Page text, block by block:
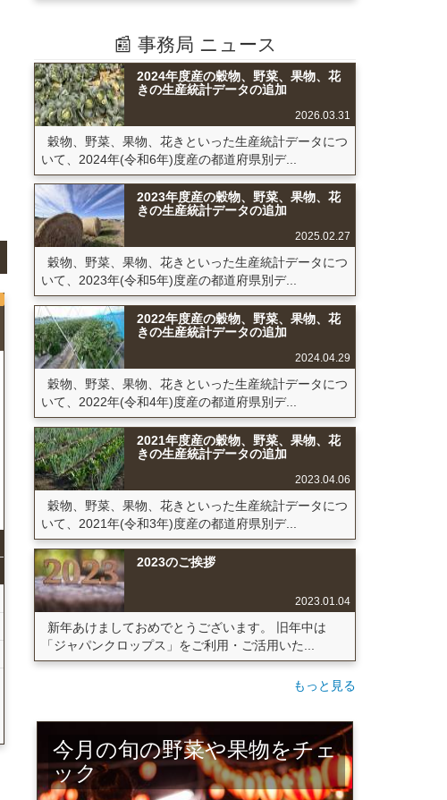
📰 事務局 ニュース
2024年度産の穀物、野菜、果物、花
きの生産統計データの追加
2026.03.31
穀物、野菜、果物、花きといった生産統計データにつ
いて、2024年(令和6年)度産の都道府県別デ...
2023年度産の穀物、野菜、果物、花
きの生産統計データの追加
2025.02.27
穀物、野菜、果物、花きといった生産統計データにつ
いて、2023年(令和5年)度産の都道府県別デ...
2022年度産の穀物、野菜、果物、花
きの生産統計データの追加
2024.04.29
穀物、野菜、果物、花きといった生産統計データにつ
いて、2022年(令和4年)度産の都道府県別デ...
2021年度産の穀物、野菜、果物、花
きの生産統計データの追加
2023.04.06
穀物、野菜、果物、花きといった生産統計データにつ
いて、2021年(令和3年)度産の都道府県別デ...
2023のご挨拶
2023.01.04
新年あけましておめでとうございます。 旧年中は
「ジャパンクロップス」をご利用・ご活用いた...
もっと見る
今月の旬の野菜や果物をチェ
ック